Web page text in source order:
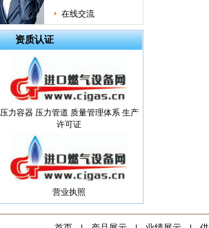
在线交流
资质认证
压力容器 压力管道 质量管理体系 生产
许可证
营业执照